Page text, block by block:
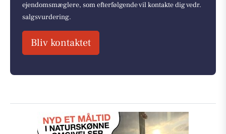
ejendomsmæglere, som efterfølgende vil kontakte dig vedr.
salgsvurdering.
Bliv kontaktet